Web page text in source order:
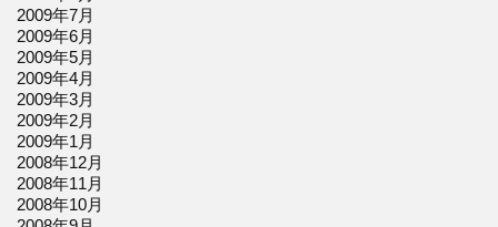
2009年7月
2009年6月
2009年5月
2009年4月
2009年3月
2009年2月
2009年1月
2008年12月
2008年11月
2008年10月